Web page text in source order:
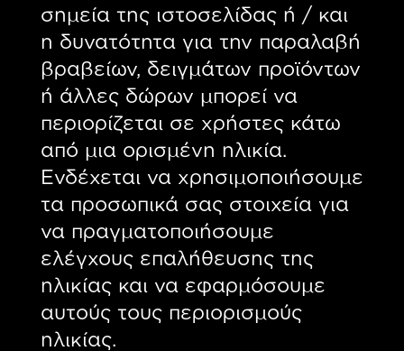
σημεία της ιστοσελίδας ή / και
η δυνατότητα για την παραλαβή
βραβείων, δειγμάτων προϊόντων
ή άλλες δώρων μπορεί να
περιορίζεται σε χρήστες κάτω
από μια ορισμένη ηλικία.
Ενδέχεται να χρησιμοποιήσουμε
τα προσωπικά σας στοιχεία για
να πραγματοποιήσουμε
ελέγχους επαλήθευσης της
ηλικίας και να εφαρμόσουμε
αυτούς τους περιορισμούς
ηλικίας.